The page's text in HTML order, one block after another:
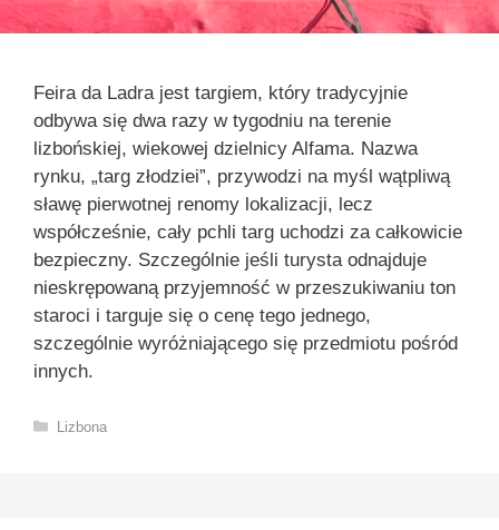
Feira da Ladra jest targiem, który tradycyjnie
odbywa się dwa razy w tygodniu na terenie
lizbońskiej, wiekowej dzielnicy Alfama. Nazwa
rynku, „targ złodziei”, przywodzi na myśl wątpliwą
sławę pierwotnej renomy lokalizacji, lecz
współcześnie, cały pchli targ uchodzi za całkowicie
bezpieczny. Szczególnie jeśli turysta odnajduje
nieskrępowaną przyjemność w przeszukiwaniu ton
staroci i targuje się o cenę tego jednego,
szczególnie wyróżniającego się przedmiotu pośród
innych.
Kategorie
Lizbona